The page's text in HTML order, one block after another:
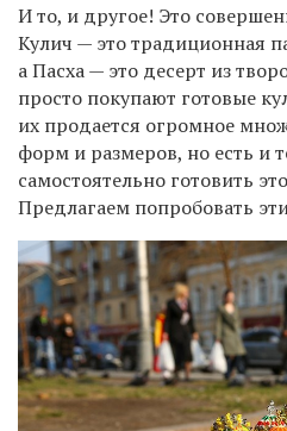
И то, и другое! Это
Кулич — это традиционная
а Пасха — это десерт из
просто покупают готовые
их продается огромное
форм и размеров, но есть и
самостоятельно готовить
Предлагаем попробовать